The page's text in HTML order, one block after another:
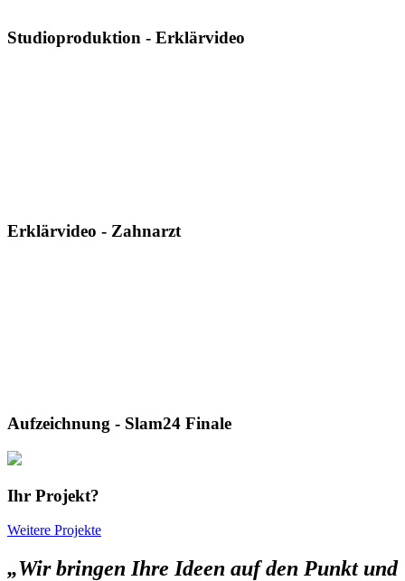
Studioproduktion - Erklärvideo
Erklärvideo - Zahnarzt
Aufzeichnung - Slam24 Finale
Ihr Projekt?
Weitere Projekte
„Wir bringen Ihre Ideen auf den Punkt und